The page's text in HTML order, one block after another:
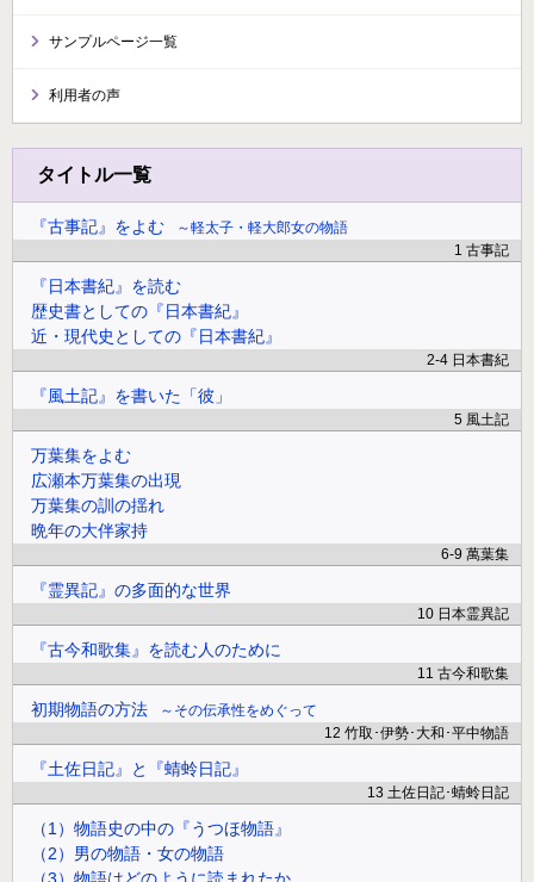
サンプルページ一覧
利用者の声
タイトル一覧
『古事記』をよむ
軽太子・軽大郎女の物語
1 古事記
『日本書紀』を読む
歴史書としての『日本書紀』
近・現代史としての『日本書紀』
2-4 日本書紀
『風土記』を書いた「彼」
5 風土記
万葉集をよむ
広瀬本万葉集の出現
万葉集の訓の揺れ
晩年の大伴家持
6-9 萬葉集
『霊異記』の多面的な世界
10 日本霊異記
『古今和歌集』を読む人のために
11 古今和歌集
初期物語の方法
その伝承性をめぐって
12 竹取･伊勢･大和･平中物語
『土佐日記』と『蜻蛉日記』
13 土佐日記･蜻蛉日記
（1）物語史の中の『うつほ物語』
（2）男の物語・女の物語